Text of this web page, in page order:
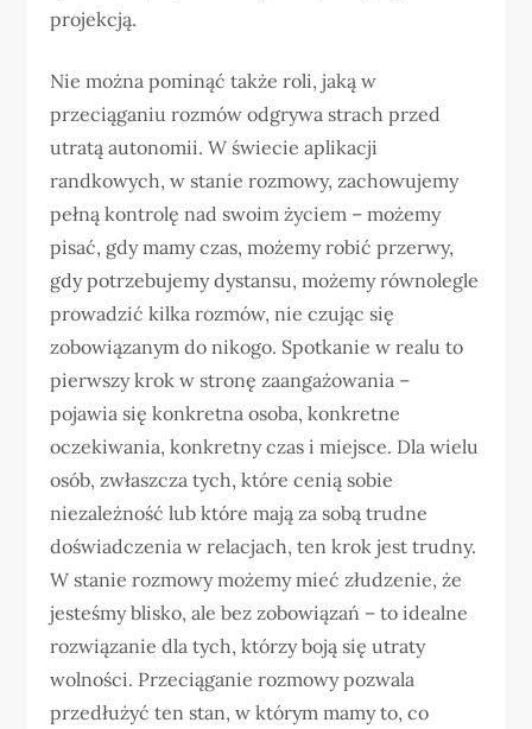
projekcją.
Nie można pominąć także roli, jaką w
przeciąganiu rozmów odgrywa strach przed
utratą autonomii. W świecie aplikacji
randkowych, w stanie rozmowy, zachowujemy
pełną kontrolę nad swoim życiem – możemy
pisać, gdy mamy czas, możemy robić przerwy,
gdy potrzebujemy dystansu, możemy równolegle
prowadzić kilka rozmów, nie czując się
zobowiązanym do nikogo. Spotkanie w realu to
pierwszy krok w stronę zaangażowania –
pojawia się konkretna osoba, konkretne
oczekiwania, konkretny czas i miejsce. Dla wielu
osób, zwłaszcza tych, które cenią sobie
niezależność lub które mają za sobą trudne
doświadczenia w relacjach, ten krok jest trudny.
W stanie rozmowy możemy mieć złudzenie, że
jesteśmy blisko, ale bez zobowiązań – to idealne
rozwiązanie dla tych, którzy boją się utraty
wolności. Przeciąganie rozmowy pozwala
przedłużyć ten stan, w którym mamy to, co